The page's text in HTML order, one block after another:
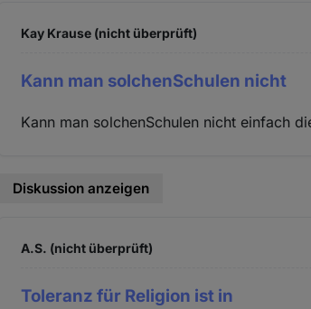
Kay Krause (nicht überprüft)
Kann man solchenSchulen nicht
Kann man solchenSchulen nicht einfach
Diskussion anzeigen
A.S. (nicht überprüft)
Toleranz für Religion ist in